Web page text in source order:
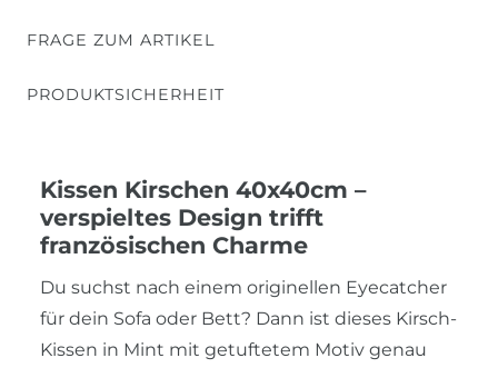
FRAGE ZUM ARTIKEL
PRODUKTSICHERHEIT
Kissen Kirschen 40x40cm –
verspieltes Design trifft
französischen Charme
Du suchst nach einem originellen Eyecatcher
für dein Sofa oder Bett? Dann ist dieses Kirsch-
Kissen in Mint mit getuftetem Motiv genau